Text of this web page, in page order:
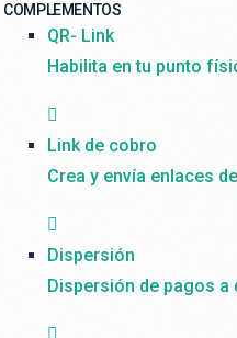
COMPLEMENTOS
QR- Link
Habilita en tu punto
Link de cobro
Crea y envía enlaces
Dispersión
Dispersión de pagos